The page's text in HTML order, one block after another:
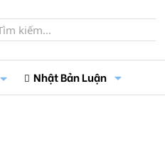
Nhật Bản Luận